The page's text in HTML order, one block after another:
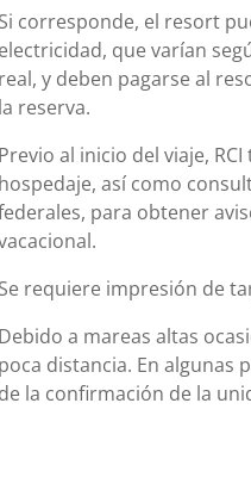
Si corresponde, el resort
electricidad, que varían
real, y deben pagarse al
la reserva.
Previo al inicio del viaje,
hospedaje, así como
para obtener
Se requiere impresión de
Debido a mareas altas
poca distancia. En algunas
de la confirmación de la